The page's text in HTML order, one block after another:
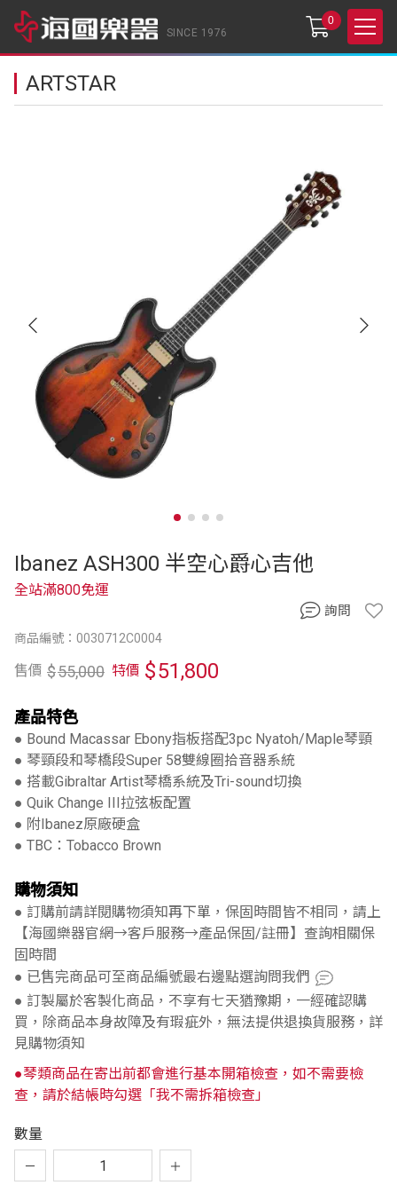
SINCE 1976
0
ARTSTAR
Ibanez ASH300 半空心爵心吉他
商品編號：0030712C0004
全站滿800免運
售價 $55,000 特價 $51,800
產品特色
● Bound Macassar Ebony指板搭配3pc Nyatoh/Maple琴頸
● 琴頸段和琴橋段Super 58雙線圈拾音器系統
● 搭載Gibraltar Artist琴橋系統及Tri-sound切換
● Quik Change III拉弦板配置
● 附Ibanez原廠硬盒
● TBC：Tobacco Brown
購物須知
● 訂購前請詳閱購物須知再下單，保固時間皆不相同，請上
【海國樂器官網→客戶服務→產品保固/註冊】查詢相關保
固時間
● 已售完商品可至商品編號最右邊點選詢問我們
● 訂製屬於客製化商品，不享有七天猶豫期，一經確認購
買，除商品本身故障及有瑕疵外，無法提供退換貨服務，詳
見購物須知
●琴類商品在寄出前都會進行基本開箱檢查，如不需要檢
查，請於結帳時勾選「我不需拆箱檢查」
數量
詢問